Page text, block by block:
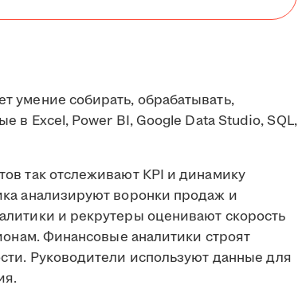
умение собирать, обрабатывать,
в Excel, Power BI, Google Data Studio, SQL,
так отслеживают KPI и динамику
анализируют воронки продаж и
и рекрутеры оценивают скорость
Финансовые аналитики строят
Руководители используют данные для